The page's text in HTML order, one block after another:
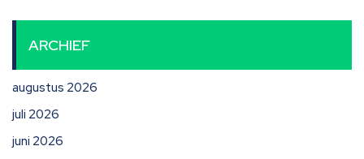
ARCHIEF
augustus 2026
juli 2026
juni 2026